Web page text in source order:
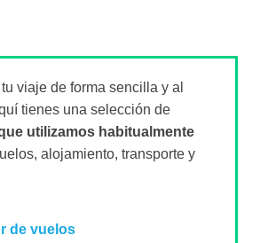
viaje de forma sencilla y al
tienes una selección de
utilizamos habitualmente
alojamiento, transporte y
de vuelos